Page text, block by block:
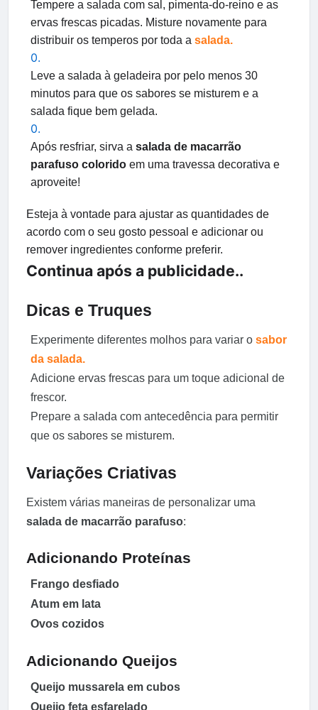
Tempere a salada com sal, pimenta-do-reino e as
ervas frescas picadas. Misture novamente para
distribuir os temperos por toda a salada.
Leve a salada à geladeira por pelo menos 30
minutos para que os sabores se misturem e a
salada fique bem gelada.
Após resfriar, sirva a salada de macarrão
parafuso coloridoem uma travessa decorativa e
aproveite!
Esteja à vontade para ajustar as quantidades de
acordo com o seu gosto pessoal e adicionar ou
remover ingredientes conforme preferir.
Continua após a publicidade..
Dicas e Truques
Experimente diferentes molhos para variar o sabor
da salada.
Adicione ervas frescas para um toque adicional de
frescor.
Prepare a salada com antecedência para permitir
que os sabores se misturem.
Variações Criativas
Existem várias maneiras de personalizar uma
salada de macarrão parafuso:
Adicionando Proteínas
Frango desfiado
Atum em lata
Ovos cozidos
Adicionando Queijos
Queijo mussarela em cubos
Queijo feta esfarelado